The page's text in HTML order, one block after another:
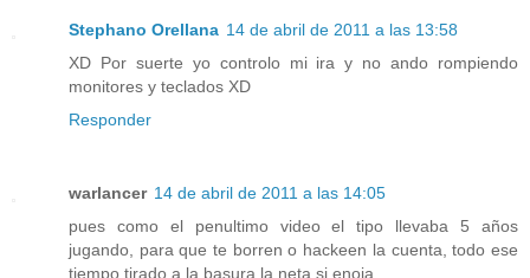
Stephano Orellana 14 de abril de 2011 a las 13:58
XD Por suerte yo controlo mi ira y no ando rompiendo
monitores y teclados XD
Responder
warlancer 14 de abril de 2011 a las 14:05
pues como el penultimo video el tipo llevaba 5 años
jugando, para que te borren o hackeen la cuenta, todo ese
tiempo tirado a la basura la neta si enoja